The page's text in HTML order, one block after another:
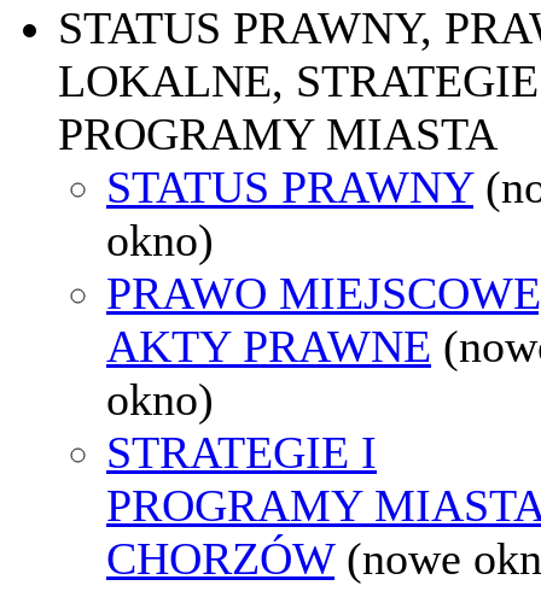
STATUS PRAWNY,
LOKALNE,
PROGRAMY MIASTA
STATUS PRAWNY
okno)
PRAWO
AKTY PRAWNE
okno)
STRATEGIE I
PROGRAMY
CHORZÓW (nowe